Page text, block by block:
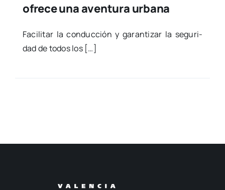
ofrece una aventura urbana
Faci­li­tar la con­duc­ción y garan­ti­zar la segu­ri­
dad de todos los […]